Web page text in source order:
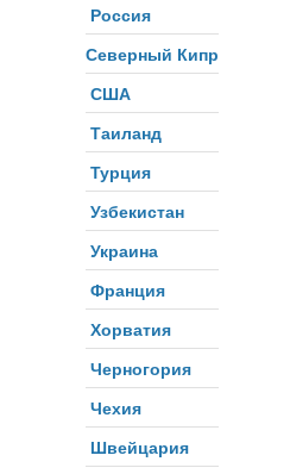
Россия
Северный Кипр
США
Таиланд
Турция
Узбекистан
Украина
Франция
Хорватия
Черногория
Чехия
Швейцария